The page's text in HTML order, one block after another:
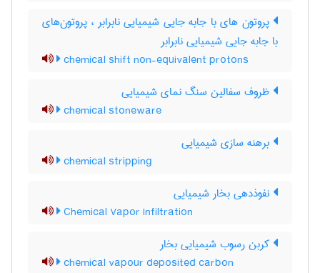
پروتون های با جابه جایی شیمیایی نابرابر ، پروتون‌های
با جابه جایی شیمیایی نابرابر
chemical shift non-equivalent protons
ظروف سفالین سنگ نمای شیمیایی
chemical stoneware
برهنه سازی شیمیایی
chemical stripping
نفوذدهی بخار شیمیایی
Chemical Vapor Infiltration
کربن رسوب شیمیایی بخار
chemical vapour deposited carbon